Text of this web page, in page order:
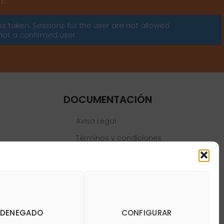
DENEGADO CONFIGURAR
token: Sessions for the user are not allowed
a confirmed user.
DOCUMENTACIÓN
Aviso Legal
Términos y condiciones